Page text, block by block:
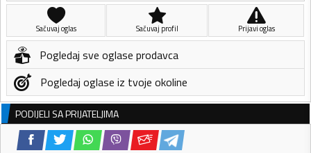
Sačuvaj oglas Sačuvaj profil Prijavi oglas
Pogledaj sve oglase prodavca
Pogledaj oglase iz tvoje okoline
PODIJELI SA PRIJATELJIMA